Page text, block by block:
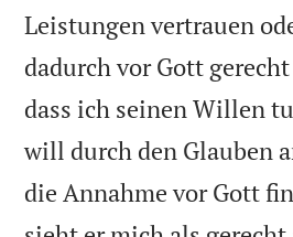
Leistungen vertrauen
dadurch vor Gott
dass ich seinen Willen
will durch den Glauben
die Annahme vor Gott